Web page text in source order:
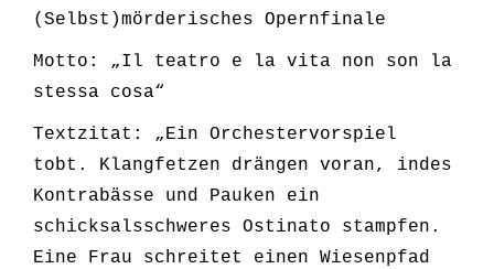
(Selbst)mörderisches Opernfinale
Motto: „Il teatro e la vita non son la
stessa cosa“
Textzitat: „Ein Orchestervorspiel
tobt. Klangfetzen drän­gen voran, indes
Kontrabässe und Pauken ein
schicksalsschweres Ostinato stampfen.
Eine Frau schreitet einen Wiesenpfad